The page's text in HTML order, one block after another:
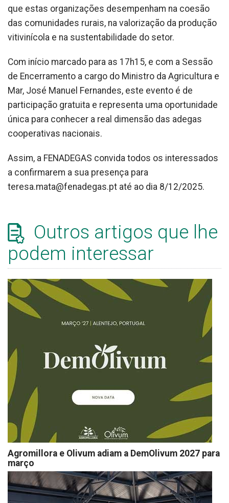
que estas organizações desempenham na coesão
das comunidades rurais, na valorização da produção
vitivinícola e na sustentabilidade do setor.
Com início marcado para as 17h15, e com a Sessão
de Encerramento a cargo do Ministro da Agricultura e
Mar, José Manuel Fernandes, este evento é de
participação gratuita e representa uma oportunidade
única para conhecer a real dimensão das adegas
cooperativas nacionais.
Assim, a FENADEGAS convida todos os interessados
a confirmarem a sua presença para
teresa.mata@fenadegas.pt até ao dia 8/12/2025.
Outros artigos que lhe
podem interessar
Agromillora e Olivum adiam a DemOlivum 2027 para
março